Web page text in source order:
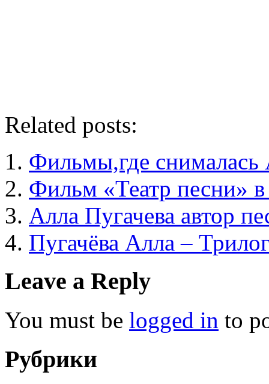
Related posts:
Фильмы,где снималась
Фильм «Театр песни»
Алла Пугачева автор
Пугачёва Алла –
Leave a Reply
You must be logged in to
Рубрики